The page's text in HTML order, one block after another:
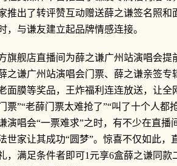
推出了转评赞互动赠送薛之谦签名照和
，与谦友建立起品牌情感连接。
旗舰店直播间为薛之谦广州站演唱会提
之谦广州站演唱会门票、薛之谦亲签专
面膜等奖品，王炸福利连连放送，让全
票”“老薛门票太难抢了”“叫了十个人都
唱会“一票难求”之时，有不少在直播
世家让其成功“圆梦”。惊喜不仅如此，
，满足条件者即可1元享6盒薛之谦同